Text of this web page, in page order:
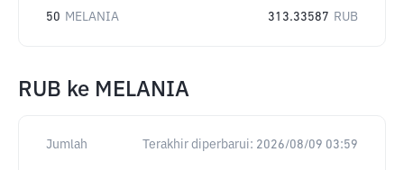
50 MELANIA 313.33587 RUB
RUB ke MELANIA
Jumlah Terakhir diperbarui: 2026/08/09 03:59